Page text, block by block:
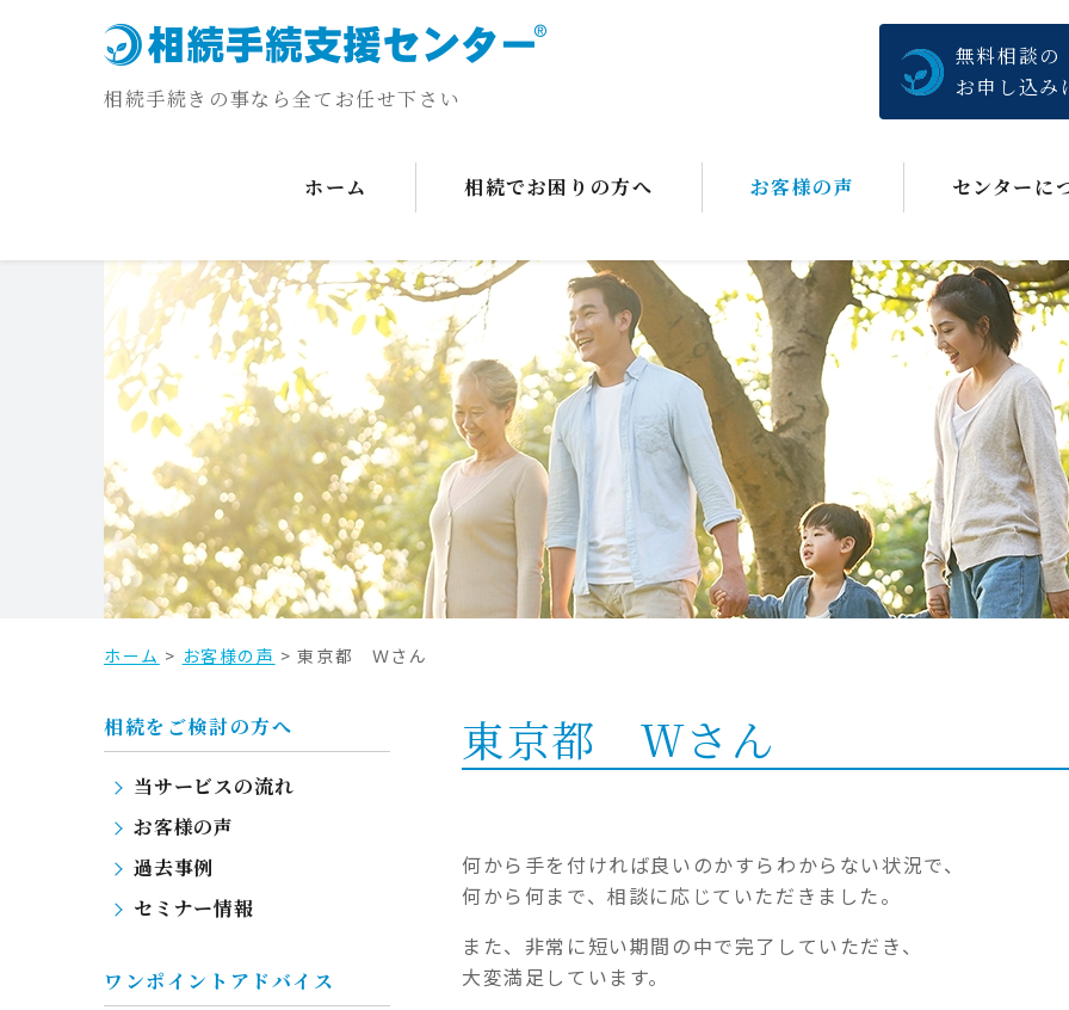
相続手続きの事なら全てお任せ下さい
無料相談の
お申し込み
ホーム 相続でお困りの方へ お客様の声 センターに
ホーム > お客様の声 >東京都 Ｗさん
相続をご検討の方へ
当サービスの流れ
お客様の声
過去事例
セミナー情報
ワンポイントアドバイス
東京都 Ｗさん
何から手を付ければ良いのかすらわからない状況で、
何から何まで、相談に応じていただきました。
また、非常に短い期間の中で完了していただき、
大変満足しています。